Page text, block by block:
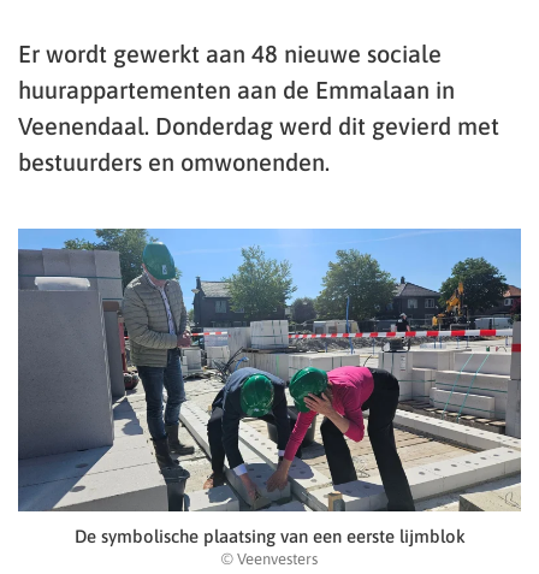
Er wordt gewerkt aan 48 nieuwe sociale
huurappartementen aan de Emmalaan in
Veenendaal. Donderdag werd dit gevierd met
bestuurders en omwonenden.
De symbolische plaatsing van een eerste lijmblok
© Veenvesters